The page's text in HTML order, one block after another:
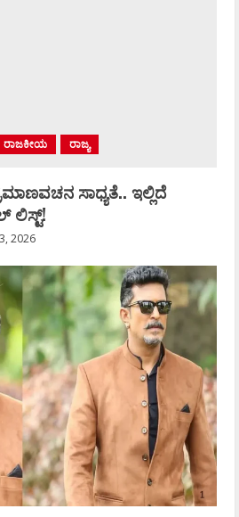
ರಾಜಕೀಯ ರಾಜ್ಯ
ಸಾಧ್ಯತೆ.. ಇಲ್ಲಿದೆ
ಲಿಸ್ಟ್‌!
2026